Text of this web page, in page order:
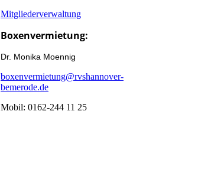
Mitgliederverwaltung
Boxenvermietung:
Dr. Monika Moennig
boxenvermietung@rvshannover-
bemerode.de
Mobil: 0162-244 11 25